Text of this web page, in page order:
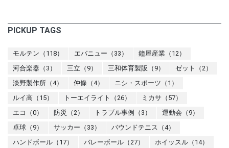
PICKUP TAGS
モルテン（118） エバニュー（33）
鐘屋産業（12）
河合楽器（3）
三立（9） 三和体育製販（9）
ゼット（2）
淡野製作所（4）
仲條（4）
ニシ・スポーツ（1）
ルイ高（15）
トーエイライト（26）
ミカサ（57）
エコ（0）
防災（2） トラブル事例（3）
運動会（9）
卓球（9）
サッカー（33）
バウンドテニス（4）
ハンドボール（17）
バレーボール（27）
ホイッスル（14）